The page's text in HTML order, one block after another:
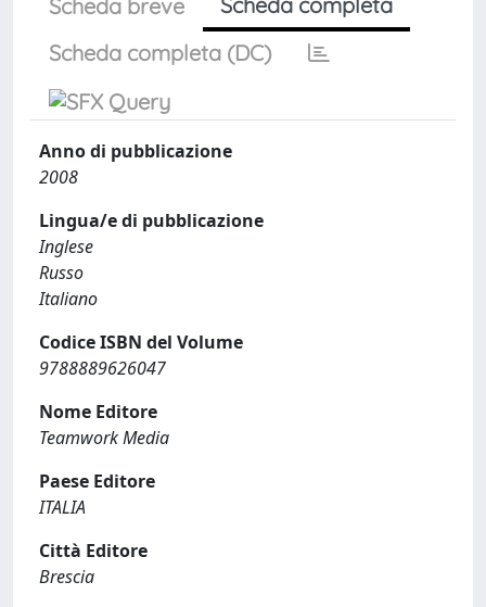
Scheda breve
Scheda completa (DC)
Anno di pubblicazione
2008
Lingua/e di pubblicazione
Inglese
Russo
Italiano
Codice ISBN del Volume
9788889626047
Nome Editore
Teamwork Media
Paese Editore
ITALIA
Città Editore
Brescia